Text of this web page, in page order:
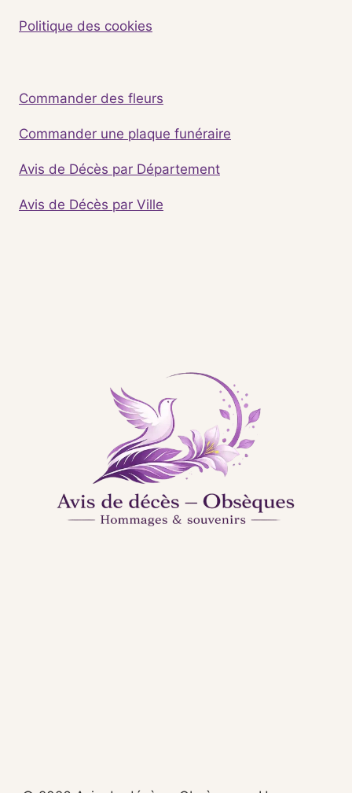
Politique des cookies
Commander des fleurs
Commander une plaque funéraire
Avis de Décès par Département
Avis de Décès par Ville